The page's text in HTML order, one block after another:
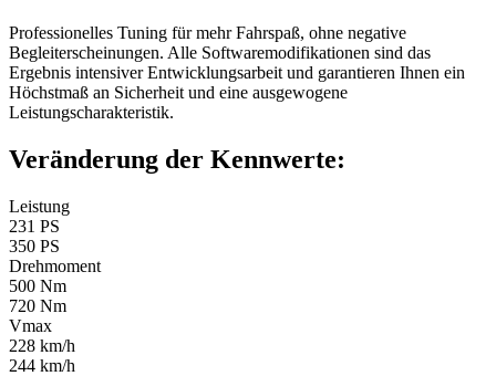
Professionelles Tuning für mehr Fahrspaß, ohne negative
Begleiterscheinungen. Alle Softwaremodifikationen sind das
Ergebnis intensiver Entwicklungsarbeit und garantieren Ihnen ein
Höchstmaß an Sicherheit und eine ausgewogene
Leistungscharakteristik.
Veränderung der Kennwerte:
Leistung
231 PS
350 PS
Drehmoment
500 Nm
720 Nm
Vmax
228 km/h
244 km/h